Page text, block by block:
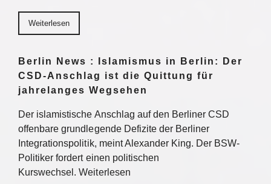
Weiterlesen
Berlin News : Islamismus in Berlin: Der
CSD-Anschlag ist die Quittung für
jahrelanges Wegsehen
Der islamistische Anschlag auf den Berliner CSD
offenbare grundlegende Defizite der Berliner
Integrationspolitik, meint Alexander King. Der BSW-
Politiker fordert einen politischen
Kurswechsel. Weiterlesen